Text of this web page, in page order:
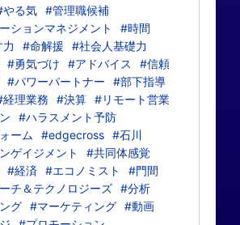
やる気 #管理職候補
ションマネジメント
#時間
#命解援
#社会人基礎力
#勇気づけ #アドバイス
#信頼
#パワーパートナー
#部下指導
経理業務 #決算 #リモート営業
#ハラスメント予防
ーム
#edgecross #石川
ゲイジメント
#共同体感覚
#経済 #エコノミスト
#門間
チ＆テクノロジーズ #分析
グ #マーケティング #動画